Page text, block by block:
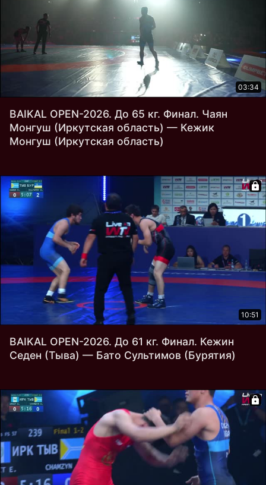
03:34
BAIKAL OPEN-2026. До 65 кг. Финал. Чаян
Монгуш (Иркутская область) — Кежик
Монгуш (Иркутская область)
10:51
BAIKAL OPEN-2026. До 61 кг. Финал. Кежин
Седен (Тыва) — Бато Сультимов (Бурятия)